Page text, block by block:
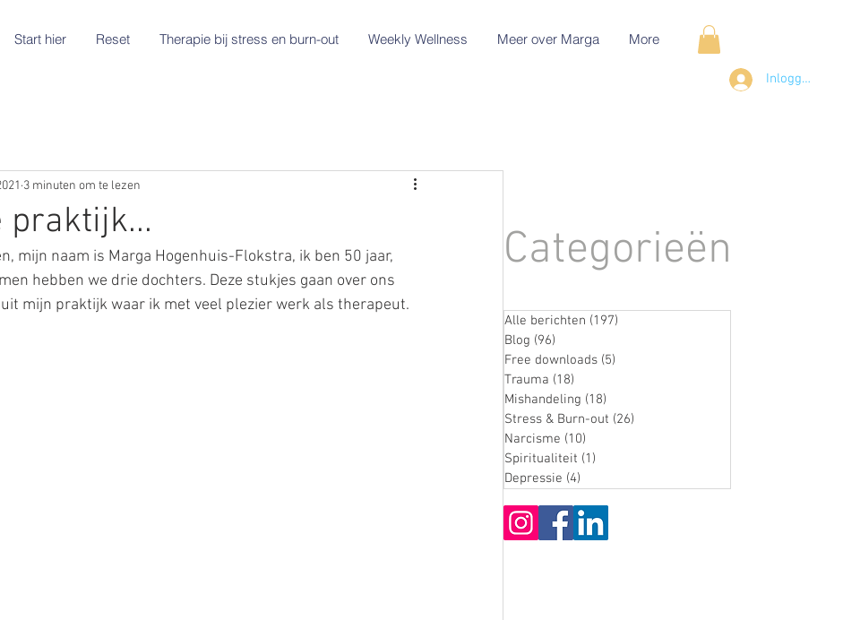
Start hier Reset Therapie bij stress en burn-out Weekly Wellness Meer over Marga More
Inloggen
praktijk...
3 minuten om te lezen
mijn naam is Marga Hogenhuis-Flokstra, ik ben 50 jaar,
hebben we drie dochters. Deze stukjes gaan over ons
mijn praktijk waar ik met veel plezier werk als therapeut.
Categorieën
Alle berichten (197)
Blog (96)
Free downloads (5)
Trauma (18)
Mishandeling (18)
Stress & Burn-out (26)
Narcisme (10)
Spiritualiteit (1)
Depressie (4)